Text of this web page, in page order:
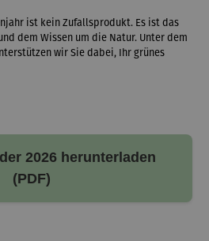
ist kein Zufallsprodukt. Es ist das
dem Wissen um die Natur. Unter dem
wir Sie dabei, Ihr grünes
2026 herunterladen
(PDF)